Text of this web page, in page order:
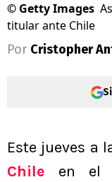
© Getty Images
titular ante Chile
Por Cristopher
Este jueves a
Chile en el